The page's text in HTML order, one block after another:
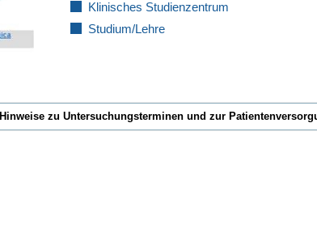
Klinisches Studienzentrum
Studium/Lehre
Hinweise zu Untersuchungsterminen und zur